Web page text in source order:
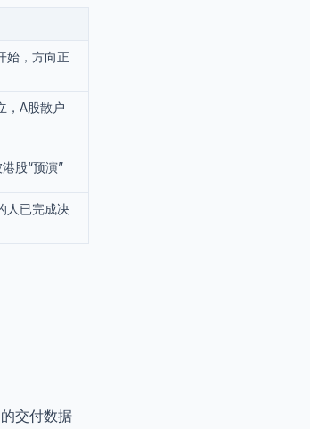
始，方向正
，A股散户
股“预演”
人已完成决
交付数据